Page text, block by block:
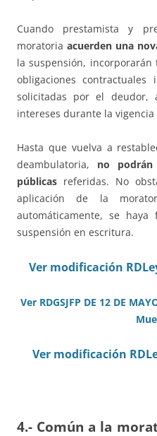
Cuando prestamista y
moratoria acuerden una
la suspensión,
obligaciones
solicitadas por el deudor,
intereses durante la
Hasta que vuelva a
deambulatoria, no podrán
públicas referidas. No
aplicación de la
automáticamente, se
suspensión en escritura.
Ver modificación
Ver RDGSJFP DE 12 DE
Ver modificación
4.- Común a la